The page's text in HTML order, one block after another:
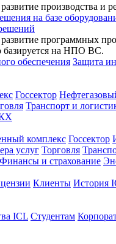
производства и
на базе
программных
базируется на НПО ВС.
обеспечения Защита
Госсектор
Транспорт и
комплекс Госсектор
услуг Торговля
Финансы и страхование
Клиенты История
ICL Студентам